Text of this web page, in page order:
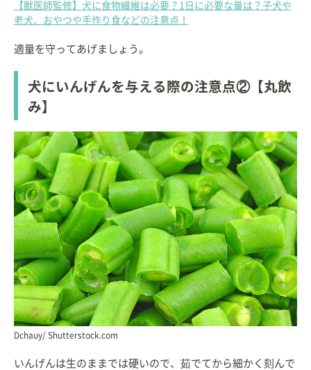
【獣医師監修】犬に食物繊維は必要？1日に必要な量は？子犬や
老犬、おやつや手作り食などの注意点！
適量を守ってあげましょう。
犬にいんげんを与える際の注意点②【丸飲
み】
Dchauy/ Shutterstock.com
いんげんは生のままでは硬いので、茹でてから細かく刻んで